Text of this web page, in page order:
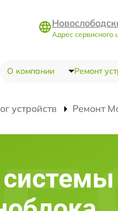
Адрес сервисного
О компании Ремонт
устройств Ремонт
системы